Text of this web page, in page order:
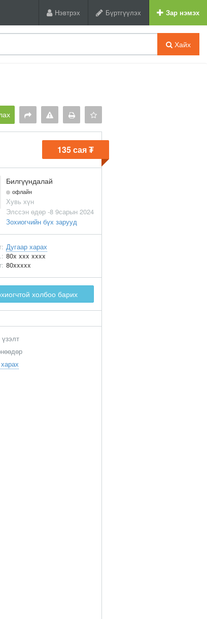
Нэвтрэх Бүртгүүлэх Зар нэмэх
Хайх
135 сая ₮
Билгүүндалай
офлайн
Хувь хүн
Элссэн өдөр -8 9сарын 2024
Зохиогчийн бүх зарууд
Дугаар харах
80x xxx xxxx
80xxxxx
холбоо барих